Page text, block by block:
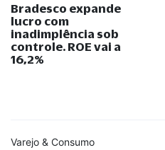
Bradesco expande
lucro com
inadimplência sob
controle. ROE vai a
16,2%
Varejo & Consumo